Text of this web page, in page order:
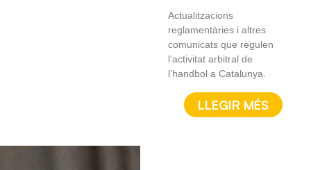
Actualitzacions
reglamentàries i altres
comunicats que regulen
l’activitat arbitral de
l’handbol a Catalunya.
LLEGIR MÉS